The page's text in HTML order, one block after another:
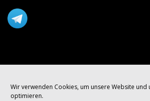
Wir verwenden Cookies, um unsere Website und
optimieren.